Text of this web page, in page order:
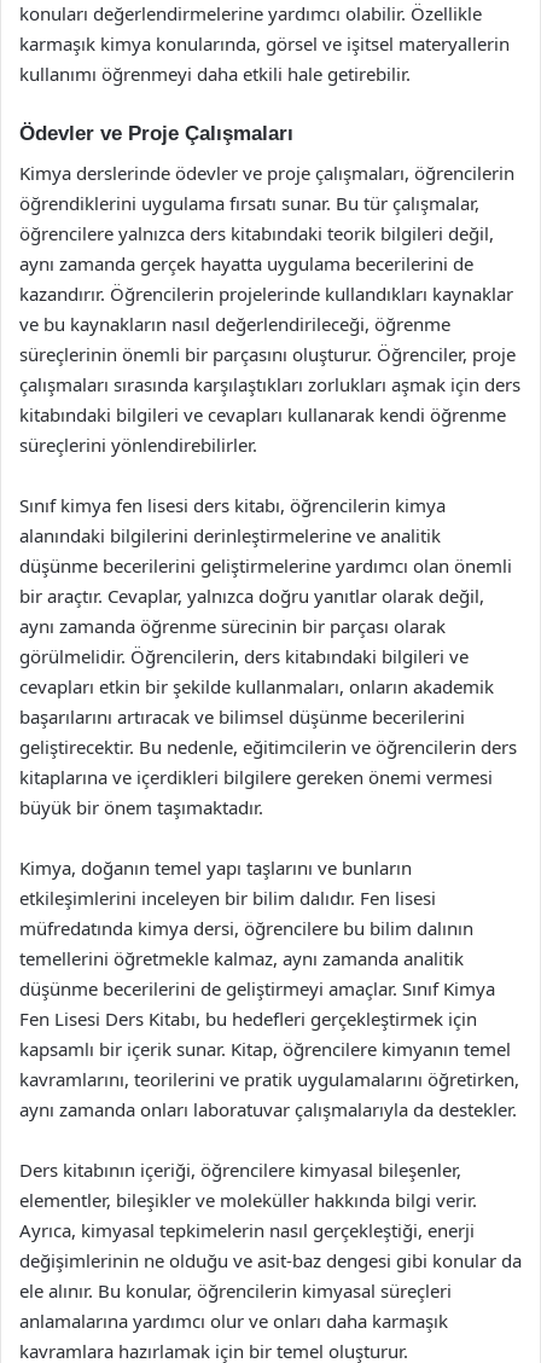
konuları değerlendirmelerine yardımcı olabilir. Özellikle
karmaşık kimya konularında, görsel ve işitsel materyallerin
kullanımı öğrenmeyi daha etkili hale getirebilir.
Ödevler ve Proje Çalışmaları
Kimya derslerinde ödevler ve proje çalışmaları, öğrencilerin
öğrendiklerini uygulama fırsatı sunar. Bu tür çalışmalar,
öğrencilere yalnızca ders kitabındaki teorik bilgileri değil,
aynı zamanda gerçek hayatta uygulama becerilerini de
kazandırır. Öğrencilerin projelerinde kullandıkları kaynaklar
ve bu kaynakların nasıl değerlendirileceği, öğrenme
süreçlerinin önemli bir parçasını oluşturur. Öğrenciler, proje
çalışmaları sırasında karşılaştıkları zorlukları aşmak için ders
kitabındaki bilgileri ve cevapları kullanarak kendi öğrenme
süreçlerini yönlendirebilirler.
Sınıf kimya fen lisesi ders kitabı, öğrencilerin kimya
alanındaki bilgilerini derinleştirmelerine ve analitik
düşünme becerilerini geliştirmelerine yardımcı olan önemli
bir araçtır. Cevaplar, yalnızca doğru yanıtlar olarak değil,
aynı zamanda öğrenme sürecinin bir parçası olarak
görülmelidir. Öğrencilerin, ders kitabındaki bilgileri ve
cevapları etkin bir şekilde kullanmaları, onların akademik
başarılarını artıracak ve bilimsel düşünme becerilerini
geliştirecektir. Bu nedenle, eğitimcilerin ve öğrencilerin ders
kitaplarına ve içerdikleri bilgilere gereken önemi vermesi
büyük bir önem taşımaktadır.
Kimya, doğanın temel yapı taşlarını ve bunların
etkileşimlerini inceleyen bir bilim dalıdır. Fen lisesi
müfredatında kimya dersi, öğrencilere bu bilim dalının
temellerini öğretmekle kalmaz, aynı zamanda analitik
düşünme becerilerini de geliştirmeyi amaçlar. Sınıf Kimya
Fen Lisesi Ders Kitabı, bu hedefleri gerçekleştirmek için
kapsamlı bir içerik sunar. Kitap, öğrencilere kimyanın temel
kavramlarını, teorilerini ve pratik uygulamalarını öğretirken,
aynı zamanda onları laboratuvar çalışmalarıyla da destekler.
Ders kitabının içeriği, öğrencilere kimyasal bileşenler,
elementler, bileşikler ve moleküller hakkında bilgi verir.
Ayrıca, kimyasal tepkimelerin nasıl gerçekleştiği, enerji
değişimlerinin ne olduğu ve asit-baz dengesi gibi konular da
ele alınır. Bu konular, öğrencilerin kimyasal süreçleri
anlamalarına yardımcı olur ve onları daha karmaşık
kavramlara hazırlamak için bir temel oluşturur.